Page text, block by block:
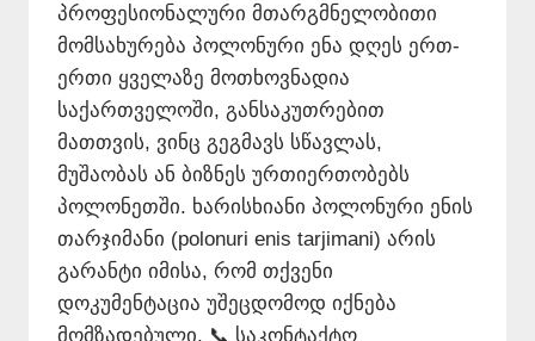
პროფესიონალური მთარგმნელობითი
მომსახურება პოლონური ენა დღეს ერთ-
ერთი ყველაზე მოთხოვნადია
საქართველოში, განსაკუთრებით
მათთვის, ვინც გეგმავს სწავლას,
მუშაობას ან ბიზნეს ურთიერთობებს
პოლონეთში. ხარისხიანი პოლონური ენის
თარჯიმანი (polonuri enis tarjimani) არის
გარანტი იმისა, რომ თქვენი
დოკუმენტაცია უშეცდომოდ იქნება
მომზადებული. 📞 საკონტაქტო